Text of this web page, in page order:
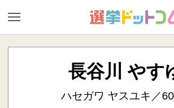
長谷川 やす
ハセガワ ヤスユキ／